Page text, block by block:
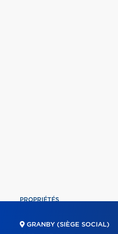
PROPRIÉTÉS
GRANBY (SIÈGE SOCIAL)